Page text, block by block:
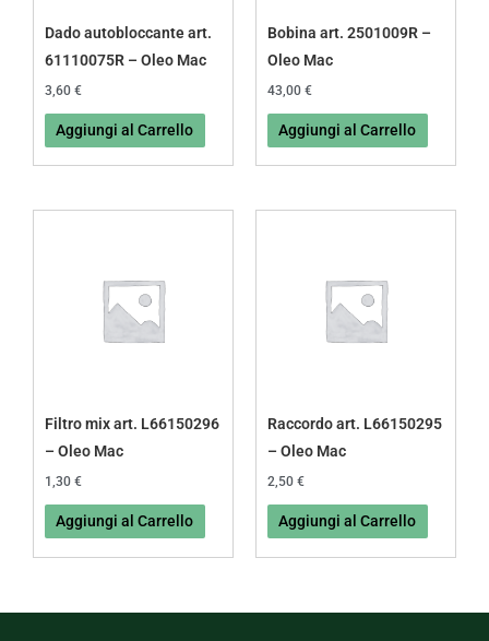
Dado autobloccante art.
61110075R – Oleo Mac
3,60 €
Aggiungi al Carrello
Bobina art. 2501009R –
Oleo Mac
43,00 €
Aggiungi al Carrello
Filtro mix art. L66150296
– Oleo Mac
1,30 €
Aggiungi al Carrello
Raccordo art. L66150295
– Oleo Mac
2,50 €
Aggiungi al Carrello